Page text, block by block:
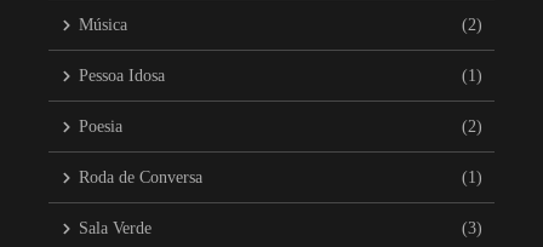
Música (2)
Pessoa Idosa (1)
Poesia (2)
Roda de Conversa (1)
Sala Verde (3)